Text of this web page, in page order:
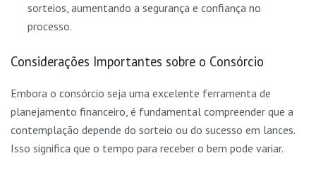
sorteios, aumentando a segurança e confiança no
processo.
Considerações Importantes sobre o Consórcio
Embora o consórcio seja uma excelente ferramenta de
planejamento financeiro, é fundamental compreender que a
contemplação depende do sorteio ou do sucesso em lances.
Isso significa que o tempo para receber o bem pode variar.